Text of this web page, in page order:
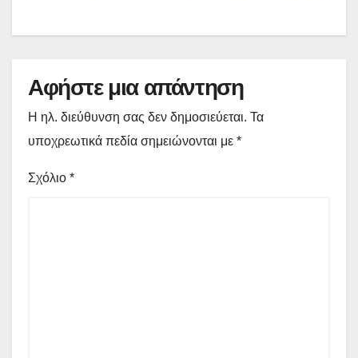
Αφήστε μια απάντηση
Η ηλ. διεύθυνση σας δεν δημοσιεύεται. Τα
υποχρεωτικά πεδία σημειώνονται με *
Σχόλιο *